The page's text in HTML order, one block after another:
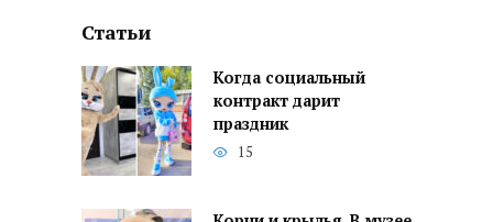
Статьи
Когда социальный
контракт дарит
праздник
15